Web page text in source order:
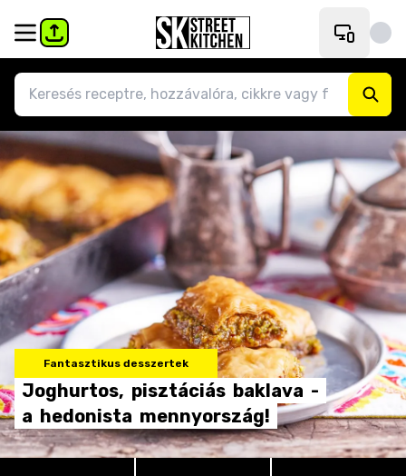
Fantasztikus desszertek
Joghurtos, pisztáciás baklava -
a hedonista mennyország!